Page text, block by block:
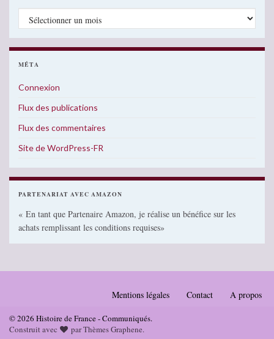
Archives
MÉTA
Connexion
Flux des publications
Flux des commentaires
Site de WordPress-FR
PARTENARIAT AVEC AMAZON
« En tant que Partenaire Amazon, je réalise un bénéfice sur les
achats remplissant les conditions requises»
Mentions légales Contact A propos
© 2026 Histoire de France - Communiqués.
Construit avec
parThèmes Graphene.